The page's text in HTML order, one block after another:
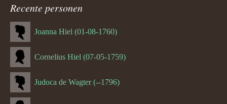
navigatie
Recente personen
Joanna Hiel (01-08-1760)
Cornelius Hiel (07-05-1759)
Judoca de Wagter (--1796)